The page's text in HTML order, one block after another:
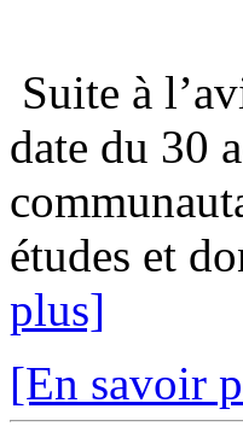
Suite à
date du 30
études et
plus]
[En savoir